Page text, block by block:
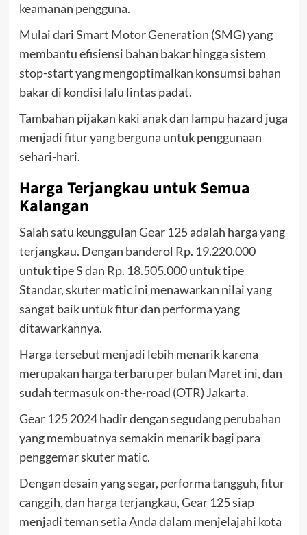
keamanan pengguna.
Mulai dari Smart Motor Generation (SMG) yang
membantu efisiensi bahan bakar hingga sistem
stop-start yang mengoptimalkan konsumsi bahan
bakar di kondisi lalu lintas padat.
Tambahan pijakan kaki anak dan lampu hazard juga
menjadi fitur yang berguna untuk penggunaan
sehari-hari.
Harga Terjangkau untuk Semua
Kalangan
Salah satu keunggulan Gear 125 adalah harga yang
terjangkau. Dengan banderol Rp. 19.220.000
untuk tipe S dan Rp. 18.505.000 untuk tipe
Standar, skuter matic ini menawarkan nilai yang
sangat baik untuk fitur dan performa yang
ditawarkannya.
Harga tersebut menjadi lebih menarik karena
merupakan harga terbaru per bulan Maret ini, dan
sudah termasuk on-the-road (OTR) Jakarta.
Gear 125 2024 hadir dengan segudang perubahan
yang membuatnya semakin menarik bagi para
penggemar skuter matic.
Dengan desain yang segar, performa tangguh, fitur
canggih, dan harga terjangkau, Gear 125 siap
menjadi teman setia Anda dalam menjelajahi kota